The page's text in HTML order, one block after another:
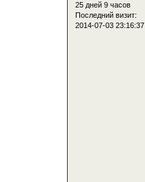
25 дней 9 часов
Последний визит:
2014-07-03 23:16:37